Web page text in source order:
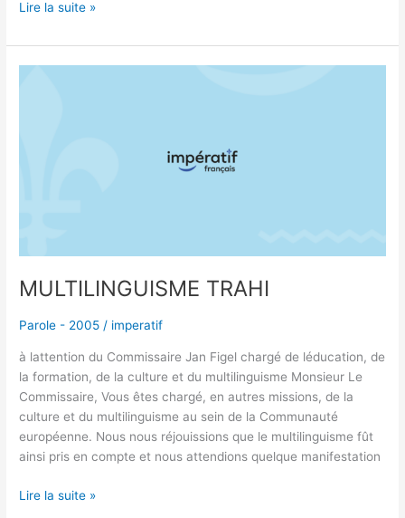
Lire la suite »
MULTILINGUISME TRAHI
Parole - 2005 / imperatif
à lattention du Commissaire Jan Figel chargé de léducation, de
la formation, de la culture et du multilinguisme Monsieur Le
Commissaire, Vous êtes chargé, en autres missions, de la
culture et du multilinguisme au sein de la Communauté
européenne. Nous nous réjouissions que le multilinguisme fût
ainsi pris en compte et nous attendions quelque manifestation
Lire la suite »